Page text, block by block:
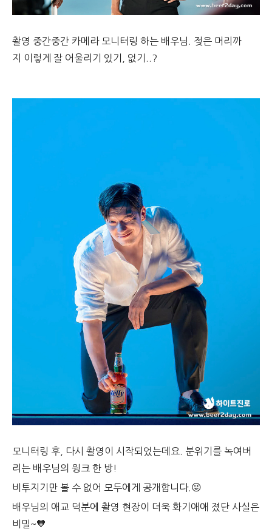
촬영 중간중간 카메라 모니터링 하는 배우님. 젖은 머리까
지 이렇게 잘 어울리기 있기, 없기..?
모니터링 후, 다시 촬영이 시작되었는데요. 분위기를 녹여버
리는 배우님의 윙크 한 방!
비투지기만 볼 수 없어 모두에게 공개합니다.😜
배우님의 애교 덕분에 촬영 현장이 더욱 화기애애 졌단 사실은
비밀~🧡